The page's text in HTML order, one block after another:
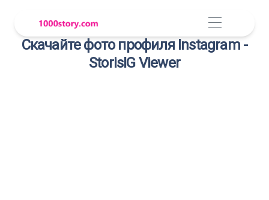
Скачайте фото профиля Instagram -
StorisIG Viewer